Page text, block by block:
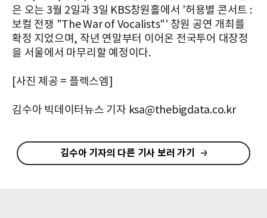
은 오는 3월 2일과 3일 KBS창원홀에서 '허용별 콘서트 :
보컬 전쟁 "The War of Vocalists"' 창원 공연 개최를
확정 지었으며, 작년 연말부터 이어온 전국투어 대장정
을 서울에서 마무리할 예정이다.
[사진 제공 = 플렉스엠]
김수아 빅데이터뉴스 기자 ksa@thebigdata.co.kr
김수아 기자의 다른 기사 보러 가기